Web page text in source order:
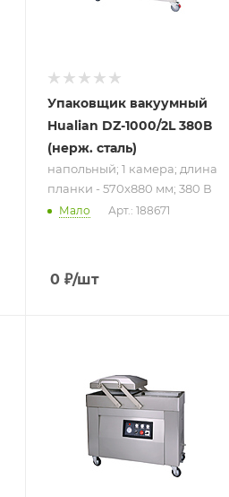
Упаковщик вакуумный
Hualian DZ-1000/2L 380В
(нерж. сталь)
напольный; 1 камера; длина
планки - 570x880 мм; 380 В
Мало Арт.: 188671
0₽/шт
камеры; длина
планки - 410 мм;